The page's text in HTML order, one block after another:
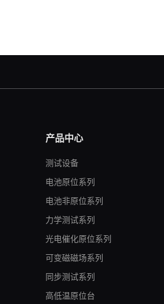
产品中心
测试设备
电池原位系列
电池非原位系列
力学测试系列
光电催化原位系列
可变磁磁场系列
同步测试系列
高低温原位台